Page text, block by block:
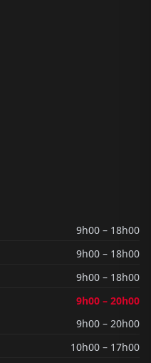
9h00 – 18h00
9h00 – 18h00
9h00 – 18h00
9h00 – 20h00
9h00 – 20h00
10h00 – 17h00